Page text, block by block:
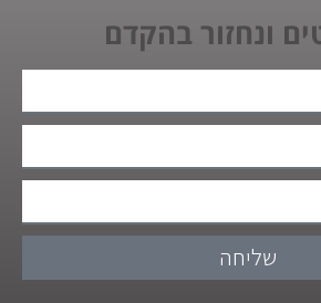
ונחזור בהקדם
שליחה